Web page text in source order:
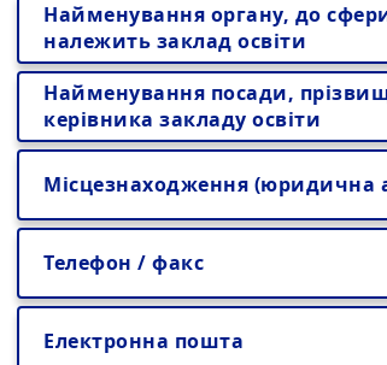
Найменування органу, до
належить заклад освіти
Найменування посади,
керівника закладу освіти
Місцезнаходження (юридична
Телефон / факс
Електронна пошта